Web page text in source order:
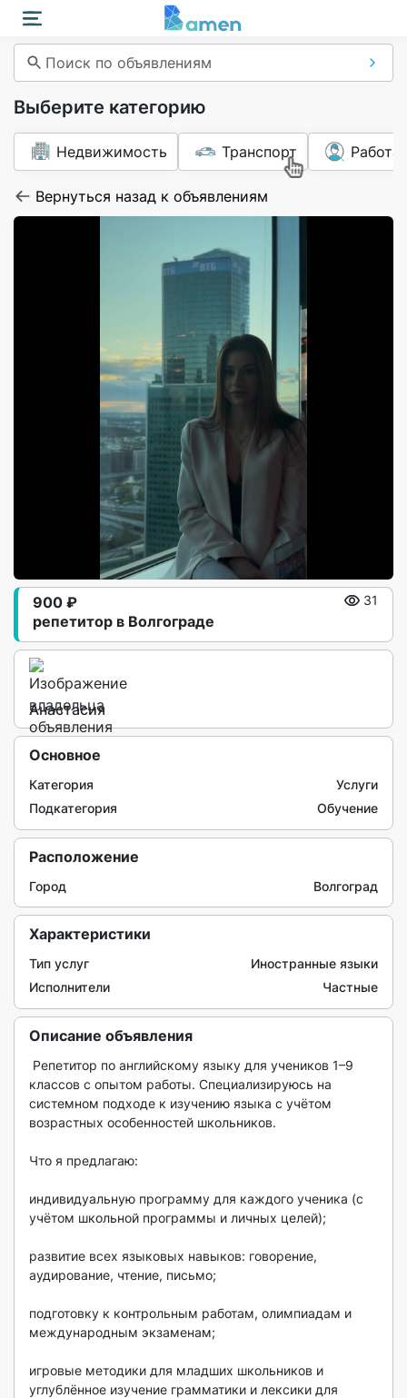
Поиск по объявлениям
Выберите категорию
Недвижимость Транспорт Работа
Вернуться назад к объявлениям
репетитор в Волгограде
900 ₽ 31
Анастасия
Основное
Категория
Услуги
Подкатегория
Обучение
Расположение
Город Волгоград
Характеристики
Тип услуг
Иностранные языки
Исполнители
Частные
Описание объявления
классов с опытом работы. Специализируюсь на
системном подходе к изучению языка с учётом
возрастных особенностей школьников.
Что я предлагаю:
индивидуальную программу для каждого ученика (с
учётом школьной программы и личных целей);
развитие всех языковых навыков: говорение,
аудирование, чтение, письмо;
подготовку к контрольным работам, олимпиадам и
международным экзаменам;
игровые методики для младших школьников и
углублённое изучение грамматики и лексики для